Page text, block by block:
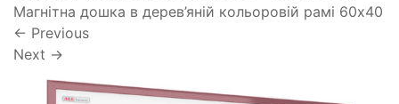
Магнітна дошка в дерев’яній кольоровій рамі 60х40
← Previous
Next →